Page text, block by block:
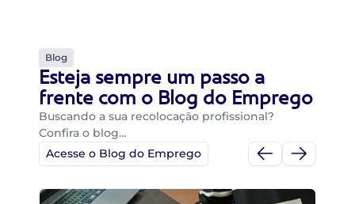
Blog
Esteja sempre um passo a
frente com o Blog do Emprego
Buscando a sua recolocação profissional?
Confira o blog…
Acesse o Blog do Emprego